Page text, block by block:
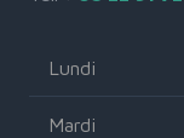
Lundi
Mardi